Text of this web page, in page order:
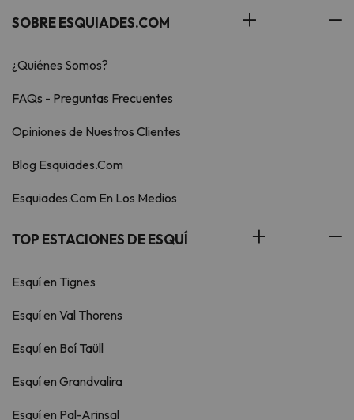
SOBRE ESQUIADES.COM
¿Quiénes Somos?
FAQs - Preguntas Frecuentes
Opiniones de Nuestros Clientes
Blog Esquiades.Com
Esquiades.Com En Los Medios
TOP ESTACIONES DE ESQUÍ
Esquí en Tignes
Esquí en Val Thorens
Esquí en Boí Taüll
Esquí en Grandvalira
Esquí en Pal-Arinsal